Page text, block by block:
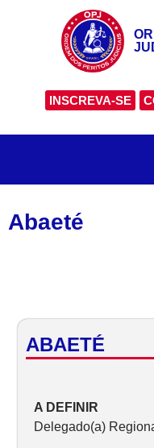
INSCREVA-SE
Abaeté
ABAETÉ
A DEFINIR
Delegado(a)